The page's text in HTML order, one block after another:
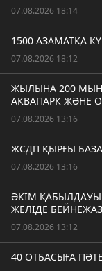
07.08.2026 18:14
1500 АЗАМАТҚА
07.08.2026 18:12
ЖЫЛЫНА 200 МЫҢ
АКВАПАРК ЖӘНЕ
07.08.2026 13:16
ЖСДП ҚЫРҒЫ
07.08.2026 13:16
ӘКІМ
ЖЕЛІДЕ
07.08.2026 13:12
40 ОТБАСЫҒА